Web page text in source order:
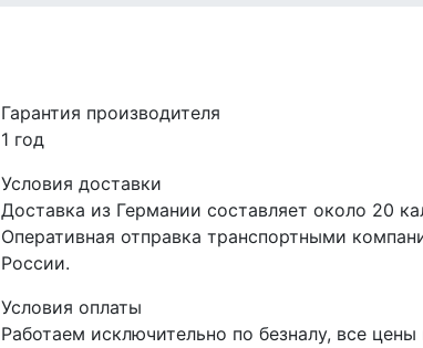
Гарантия производителя
1 год
Условия доставки
Доставка из Германии составляет около 20
Оперативная отправка транспортными
России.
Условия оплаты
Работаем исключительно по безналу, все